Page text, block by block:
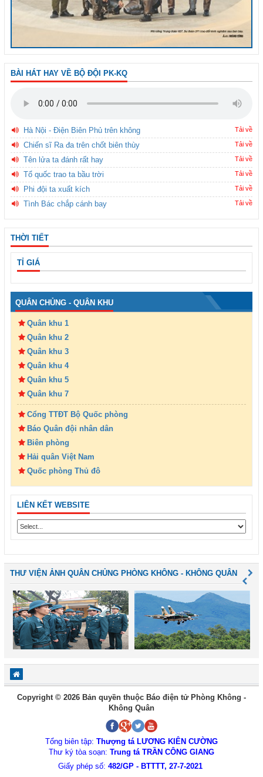
BÀI HÁT HAY VỀ BỘ ĐỘI PK-KQ
Hà Nội - Điện Biên Phủ trên không Tải về
Chiến sĩ Ra đa trên chốt biên thùy Tải về
Tên lửa ta đánh rất hay Tải về
Tổ quốc trao ta bầu trời Tải về
Phi đội ta xuất kích Tải về
Tình Bác chắp cánh bay Tải về
THỜI TIẾT
TỈ GIÁ
QUÂN CHỦNG - QUÂN KHU
Quân khu 1
Quân khu 2
Quân khu 3
Quân khu 4
Quân khu 5
Quân khu 7
Cổng TTĐT Bộ Quốc phòng
Báo Quân đội nhân dân
Biên phòng
Hải quân Việt Nam
Quốc phòng Thủ đô
LIÊN KẾT WEBSITE
THƯ VIỆN ẢNH QUÂN CHỦNG PHÒNG KHÔNG - KHÔNG QUÂN
Copyright © 2026 Bản quyền thuộc Báo điện tử Phòng Không -
Không Quân
Tổng biên tập: Thượng tá LƯƠNG KIÊN CƯỜNG
Thư ký tòa soạn: Trung tá TRẦN CÔNG GIANG
Giấy phép số: 482/GP - BTTTT, 27-7-2021